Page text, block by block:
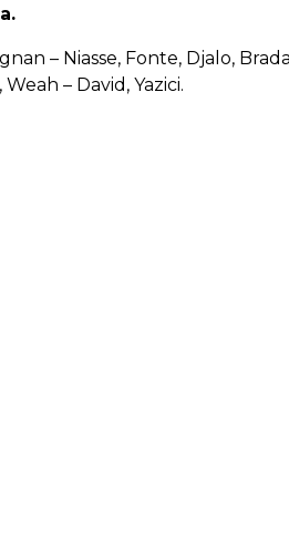
– Niasse, Fonte, Djalo,
– David, Yazici.